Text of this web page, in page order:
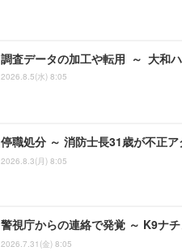
調査データの加工や転用 ～ 大和
2026.8.5(水) 8:05
停職処分 ～ 消防士長31歳が不正
2026.8.3(月) 8:05
警視庁からの連絡で発覚 ～ K9ナ
2026.7.31(金) 8:05